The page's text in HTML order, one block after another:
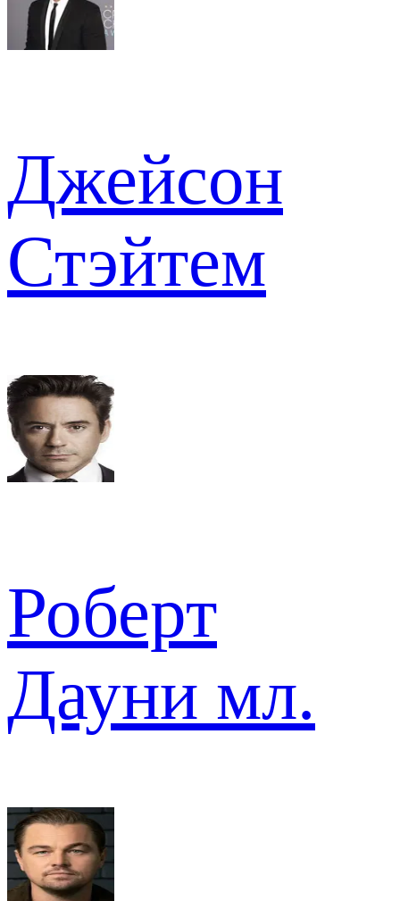
Джейсон
Стэйтем
Роберт
Дауни мл.